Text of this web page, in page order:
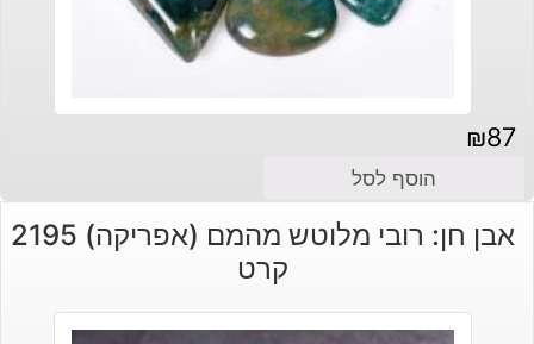
₪87
הוסף לסל
אבן חן: רובי מלוטש מהמם (אפריקה) 2195
קרט